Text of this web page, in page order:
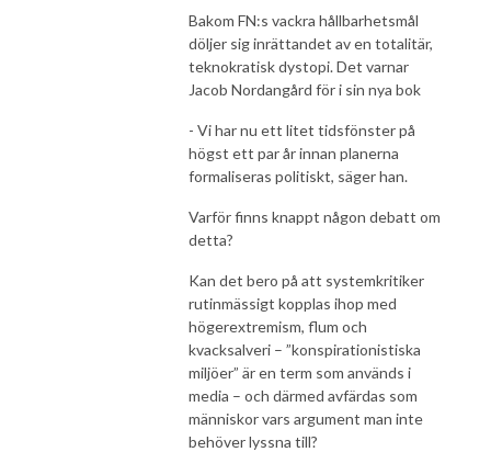
Bakom FN:s vackra hållbarhetsmål
döljer sig inrättandet av en totalitär,
teknokratisk dystopi. Det varnar
Jacob Nordangård för i sin nya bok
- Vi har nu ett litet tidsfönster på
högst ett par år innan planerna
formaliseras politiskt, säger han.
Varför finns knappt någon debatt om
detta?
Kan det bero på att systemkritiker
rutinmässigt kopplas ihop med
högerextremism, flum och
kvacksalveri – ”konspirationistiska
miljöer” är en term som används i
media – och därmed avfärdas som
människor vars argument man inte
behöver lyssna till?